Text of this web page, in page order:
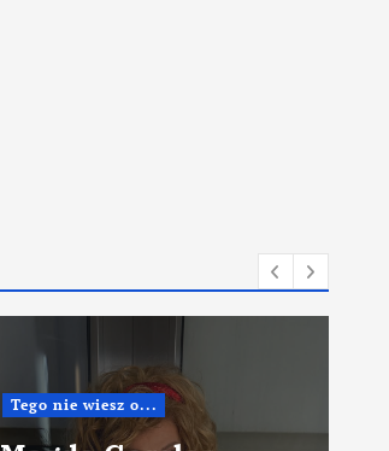
Tego nie wiesz o...